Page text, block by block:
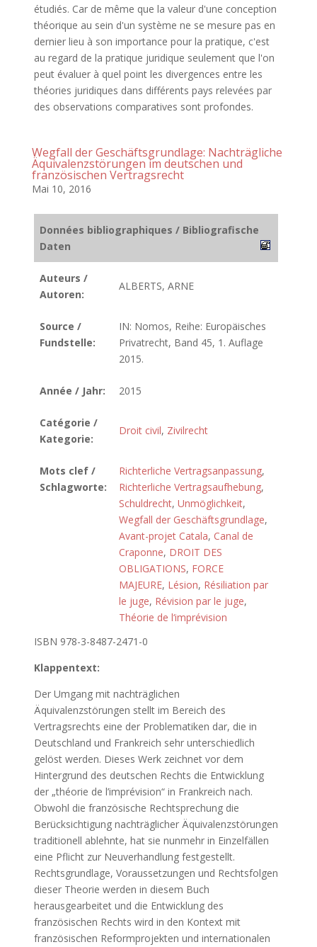
étudiés. Car de même que la valeur d'une conception
théorique au sein d'un système ne se mesure pas en
dernier lieu à son importance pour la pratique, c'est
au regard de la pratique juridique seulement que l'on
peut évaluer à quel point les divergences entre les
théories juridiques dans différents pays relevées par
des observations comparatives sont profondes.
Wegfall der Geschäftsgrundlage: Nachträgliche
Äquivalenzstörungen im deutschen und
französischen Vertragsrecht
Mai 10, 2016
Données bibliographiques / Bibliografische
Daten
Auteurs /
Autoren:
ALBERTS, ARNE
Source /
Fundstelle:
IN: Nomos, Reihe: Europäisches
Privatrecht, Band 45, 1. Auflage
2015.
Année / Jahr: 2015
Catégorie /
Kategorie:
Droit civil, Zivilrecht
Mots clef /
Schlagworte:
Richterliche Vertragsanpassung,
Richterliche Vertragsaufhebung,
Schuldrecht, Unmöglichkeit,
Wegfall der Geschäftsgrundlage,
Avant-projet Catala, Canal de
Craponne, DROIT DES
OBLIGATIONS, FORCE
MAJEURE, Lésion, Résiliation par
le juge, Révision par le juge,
Théorie de l‘imprévision
ISBN 978-3-8487-2471-0
Klappentext:
Der Umgang mit nachträglichen
Äquivalenzstörungen stellt im Bereich des
Vertragsrechts eine der Problematiken dar, die in
Deutschland und Frankreich sehr unterschiedlich
gelöst werden. Dieses Werk zeichnet vor dem
Hintergrund des deutschen Rechts die Entwicklung
der „théorie de l’imprévision“ in Frankreich nach.
Obwohl die französische Rechtsprechung die
Berücksichtigung nachträglicher Äquivalenzstörungen
traditionell ablehnte, hat sie nunmehr in Einzelfällen
eine Pflicht zur Neuverhandlung festgestellt.
Rechtsgrundlage, Voraussetzungen und Rechtsfolgen
dieser Theorie werden in diesem Buch
herausgearbeitet und die Entwicklung des
französischen Rechts wird in den Kontext mit
französischen Reformprojekten und internationalen